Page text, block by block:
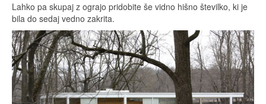
Lahko pa skupaj z ograjo pridobite še vidno hišno številko, ki je
bila do sedaj vedno zakrita.